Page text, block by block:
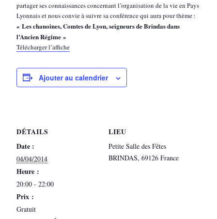
partager ses connaissances concernant l’organisation de la vie en Pays
Lyonnais et nous convie à suivre sa conférence qui aura pour thème :
« Les chanoines, Comtes de Lyon, seigneurs de Brindas dans
l’Ancien Régime »
Télécharger l’affiche
Ajouter au calendrier
DÉTAILS
Date :
04/04/2014
Heure :
20:00 - 22:00
Prix :
Gratuit
LIEU
Petite Salle des Fêtes
BRINDAS, 69126 France